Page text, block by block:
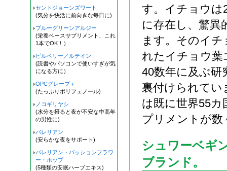
す。イチョウは
に存在し、驚異
ます。そのイ
れたイチョウ葉
40数年に及ぶ研
裏付けられてい
は既に世界55
プリメントが
シュワーベギ
ブランド。
セントジョーンズワート
(気分を快活に前向きな毎日に)
ブルーグリーンアルジー
(栄養ベースサプリメント、これ
1本でOK！）
ビルベリー／ルテイン
(読書やパソコンで使いすぎが気
になる方に）
OPCグレープ＋
(たっぷりポリフェノール)
ノコギリヤシ
(水分を摂ると夜が不安な中高年
の男性に)
バレリアン
(安らかな夜をサポート)
バレリアン・パッションフラワ
ー・ホップ
(5種類の安眠ハーブエキス)